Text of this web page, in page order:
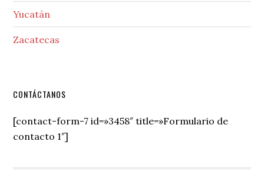
Yucatán
Zacatecas
Secondary
Sidebar
CONTÁCTANOS
[contact-form-7 id=»3458″ title=»Formulario de
contacto 1″]